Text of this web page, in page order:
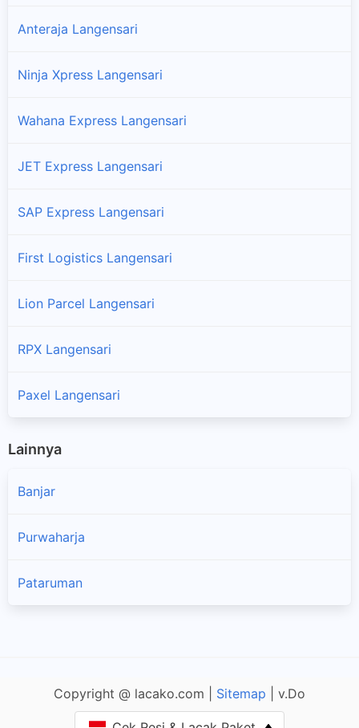
Anteraja Langensari
Ninja Xpress Langensari
Wahana Express Langensari
JET Express Langensari
SAP Express Langensari
First Logistics Langensari
Lion Parcel Langensari
RPX Langensari
Paxel Langensari
Lainnya
Banjar
Purwaharja
Pataruman
Copyright @ lacako.com | Sitemap | v.Do
×